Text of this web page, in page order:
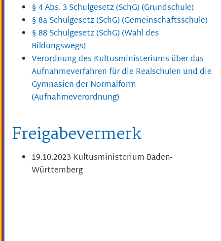
§ 4 Abs. 3 Schulgesetz (SchG) (Grundschule)
§ 8a Schulgesetz (SchG) (Gemeinschaftsschule)
§ 88 Schulgesetz (SchG) (Wahl des
Bildungswegs)
Verordnung des Kultusministeriums über das
Aufnahmeverfahren für die Realschulen und die
Gymnasien der Normalform
(Aufnahmeverordnung)
Freigabevermerk
19.10.2023 Kultusministerium Baden-
Württemberg